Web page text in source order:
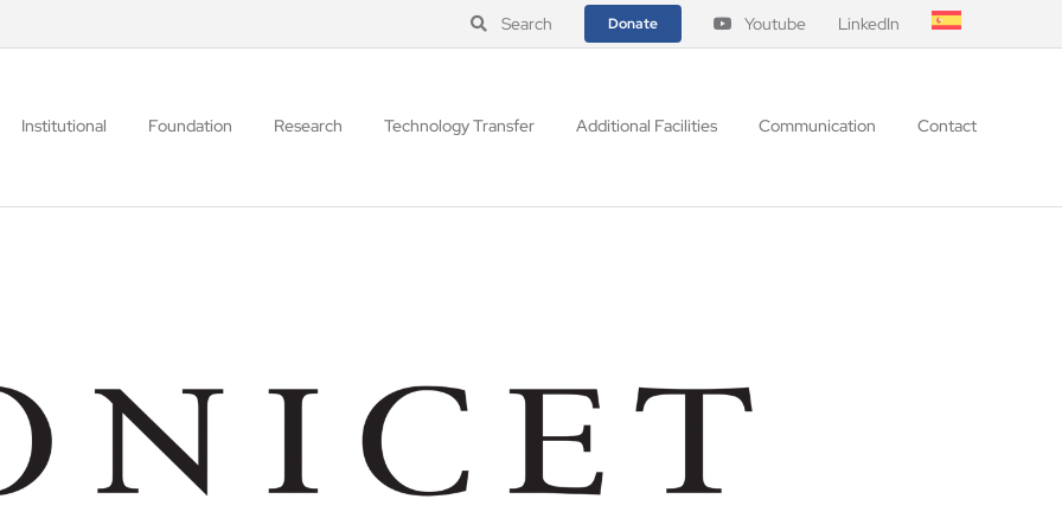
Search Donate Youtube LinkedIn
Institutional Foundation Research Technology Transfer Additional Facilities Communication Contact